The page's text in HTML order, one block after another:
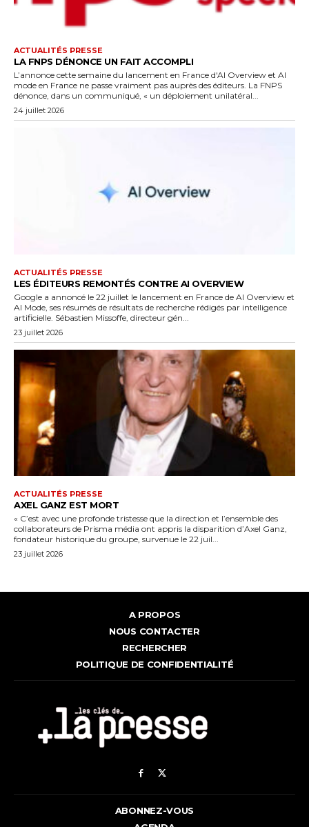
ACTUALITÉS PRESSE
LA FNPS DÉNONCE UN FAIT ACCOMPLI
L’annonce cette semaine du lancement en France d'AI Overview et AI
mode en France ne passe vraiment pas auprès des éditeurs. La FNPS
dénonce, dans un communiqué, « un déploiement unilatéral...
24 juillet 2026
ACTUALITÉS PRESSE
LES ÉDITEURS REMONTÉS CONTRE AI OVERVIEW
Google a annoncé le 22 juillet le lancement en France de AI Overview et
AI Mode, ses résumés de résultats de recherche rédigés par intelligence
artificielle. Sébastien Missoffe, directeur gén...
23 juillet 2026
ACTUALITÉS PRESSE
AXEL GANZ EST MORT
« C’est avec une profonde tristesse que la direction et l’ensemble des
collaborateurs de Prisma média ont appris la disparition d’Axel Ganz,
fondateur historique du groupe, survenue le 22 juil...
23 juillet 2026
A PROPOS
NOUS CONTACTER
RECHERCHER
POLITIQUE DE CONFIDENTIALITÉ
ABONNEZ-VOUS